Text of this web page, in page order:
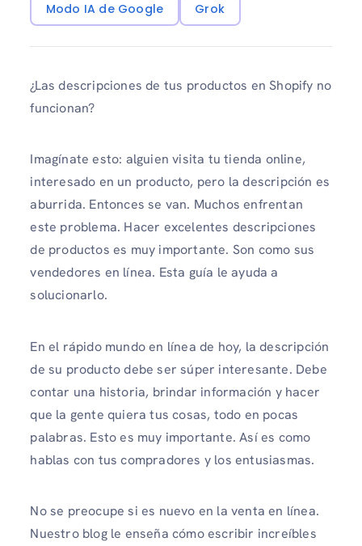
Modo IA de Google
Grok
¿Las descripciones de tus productos en Shopify no
funcionan?
Imagínate esto: alguien visita tu tienda online,
interesado en un producto, pero la descripción es
aburrida. Entonces se van. Muchos enfrentan
este problema. Hacer excelentes descripciones
de productos es muy importante. Son como sus
vendedores en línea. Esta guía le ayuda a
solucionarlo.
En el rápido mundo en línea de hoy, la descripción
de su producto debe ser súper interesante. Debe
contar una historia, brindar información y hacer
que la gente quiera tus cosas, todo en pocas
palabras. Esto es muy importante. Así es como
hablas con tus compradores y los entusiasmas.
No se preocupe si es nuevo en la venta en línea.
Nuestro blog le enseña cómo escribir increíbles